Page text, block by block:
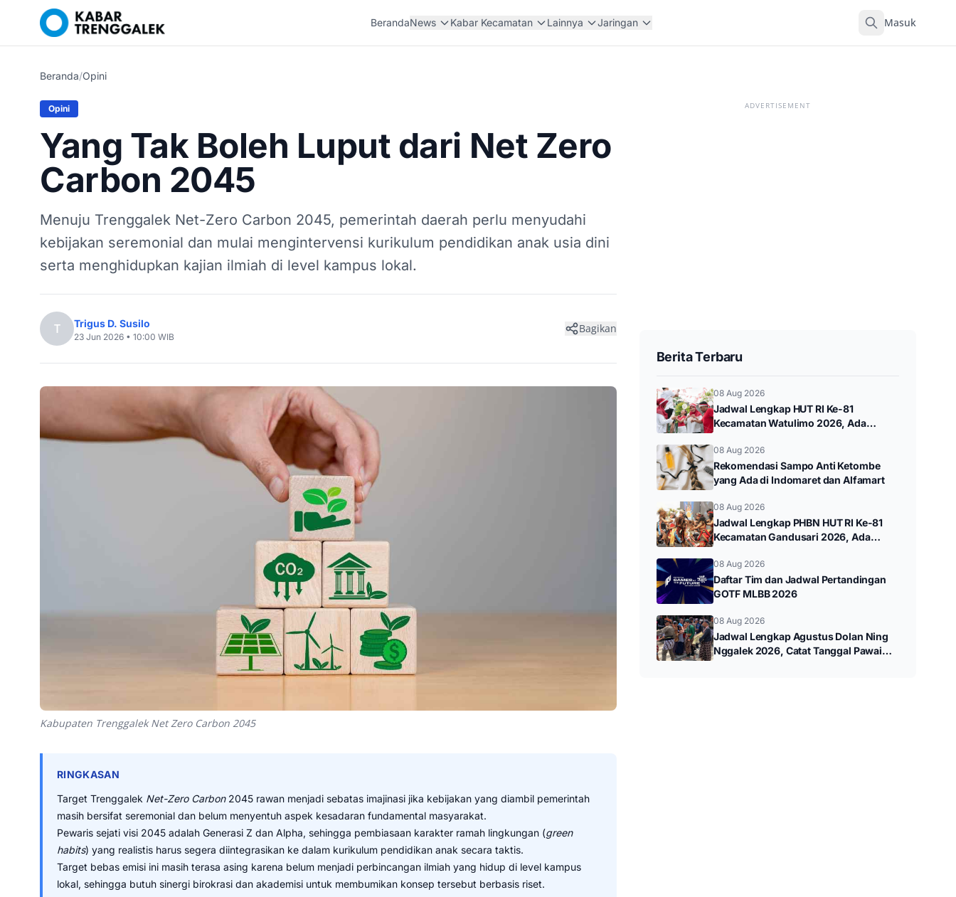
BerandaNews Kabar Kecamatan Lainnya Jaringan Masuk
Beranda/Opini
Opini
Yang Tak Boleh Luput dari Net Zero
Carbon 2045
Menuju Trenggalek Net-Zero Carbon 2045, pemerintah daerah perlu menyudahi
kebijakan seremonial dan mulai mengintervensi kurikulum pendidikan anak usia dini
serta menghidupkan kajian ilmiah di level kampus lokal.
T Trigus D. Susilo
23 Jun 2026 • 10:00 WIB
Bagikan
Kabupaten Trenggalek Net Zero Carbon 2045
RINGKASAN
Target Trenggalek Net-Zero Carbon2045 rawan menjadi sebatas imajinasi jika kebijakan yang diambil pemerintah
masih bersifat seremonial dan belum menyentuh aspek kesadaran fundamental masyarakat.
Pewaris sejati visi 2045 adalah Generasi Z dan Alpha, sehingga pembiasaan karakter ramah lingkungan (green
habits) yang realistis harus segera diintegrasikan ke dalam kurikulum pendidikan anak secara taktis.
Target bebas emisi ini masih terasa asing karena belum menjadi perbincangan ilmiah yang hidup di level kampus
lokal, sehingga butuh sinergi birokrasi dan akademisi untuk membumikan konsep tersebut berbasis riset.
ADVERTISEMENT
Berita Terbaru
08 Aug 2026
Jadwal Lengkap HUT RI Ke-81
Kecamatan Watulimo 2026, Ada
Budaya
08 Aug 2026
Rekomendasi Sampo Anti Ketombe
yang Ada di Indomaret dan Alfamart
08 Aug 2026
Jadwal Lengkap PHBN HUT RI Ke-81
Kecamatan Gandusari 2026, Ada
08 Aug 2026
Daftar Tim dan Jadwal Pertandingan
GOTF MLBB 2026
08 Aug 2026
Jadwal Lengkap Agustus Dolan Ning
Nggalek 2026, Catat Tanggal Pawai